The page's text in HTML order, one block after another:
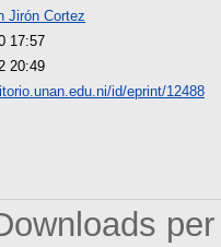
Jirón Cortez
17:57
20:49
id/eprint/12488